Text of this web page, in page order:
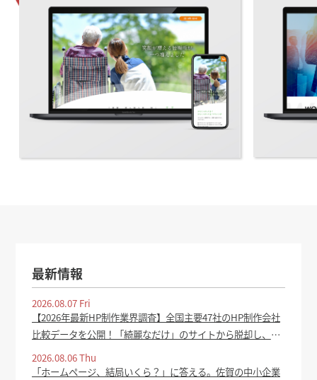
最新情報
2026.08.07 Fri
【2026年最新HP制作業界調査】全国主要47社のHP制作会社
比較データを公開！「綺麗なだけ」のサイトから脱却し、集
客成果を生むホームページの共通点を分析 - PR TIMES
2026.08.06 Thu
「ホームページ、結局いくら？」に答える。佐賀の中小企業